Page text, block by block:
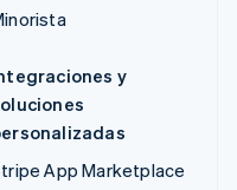
y
App Marketplace